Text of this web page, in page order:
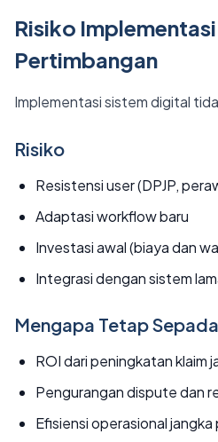
Risiko
Pertimbangan
Implementasi sistem digital
Risiko
Resistensi user (DPJP,
Adaptasi workflow baru
Investasi awal (biaya dan
Integrasi dengan sistem
Mengapa Tetap
ROI dari peningkatan klaim
Pengurangan dispute dan
Efisiensi operasional jangka